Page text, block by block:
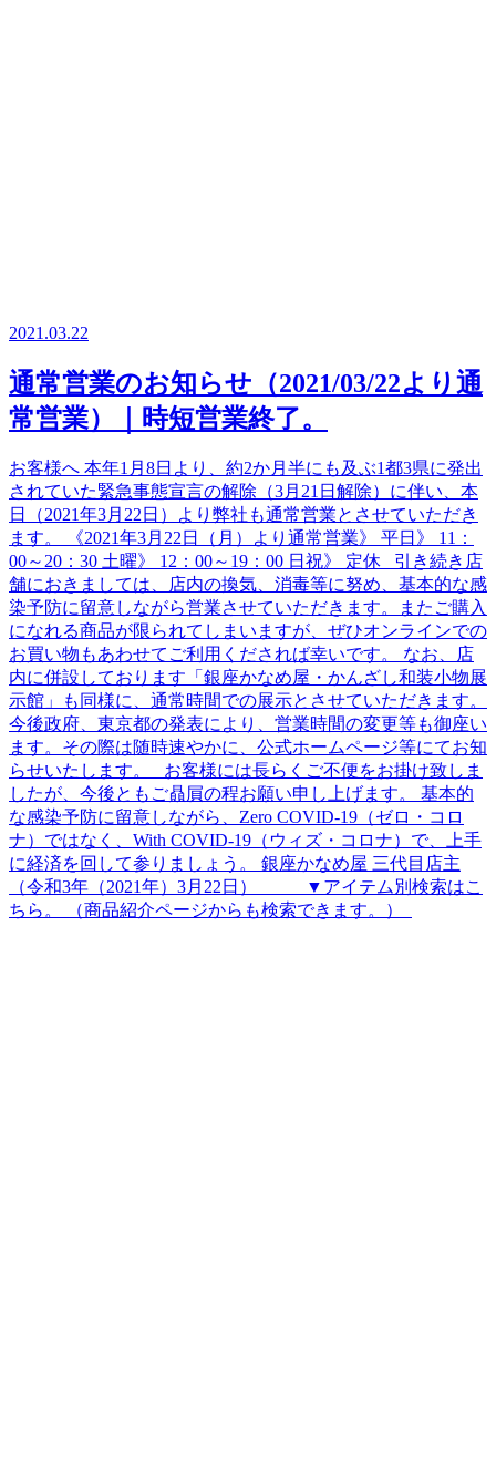
2021.03.22
通常営業のお知らせ（2021/03/22より通
常営業）｜時短営業終了。
お客様へ 本年1月8日より、約2か月半にも及ぶ1都3県に発出
されていた緊急事態宣言の解除（3月21日解除）に伴い、本
日（2021年3月22日）より弊社も通常営業とさせていただき
ます。 《2021年3月22日（月）より通常営業》 平日》 11：
00～20：30 土曜》 12：00～19：00 日祝》 定休 引き続き店
舗におきましては、店内の換気、消毒等に努め、基本的な感
染予防に留意しながら営業させていただきます。またご購入
になれる商品が限られてしまいますが、ぜひオンラインでの
お買い物もあわせてご利用くだされば幸いです。 なお、店
内に併設しております「銀座かなめ屋・かんざし和装小物展
示館」も同様に、通常時間での展示とさせていただきます。
今後政府、東京都の発表により、営業時間の変更等も御座い
ます。その際は随時速やかに、公式ホームページ等にてお知
らせいたします。 お客様には長らくご不便をお掛け致しま
したが、今後ともご贔屓の程お願い申し上げます。 基本的
な感染予防に留意しながら、Zero COVID-19（ゼロ・コロ
ナ）ではなく、With COVID-19（ウィズ・コロナ）で、上手
に経済を回して参りましょう。 銀座かなめ屋 三代目店主
（令和3年（2021年）3月22日） ▼アイテム別検索はこ
ちら。 （商品紹介ページからも検索できます。）